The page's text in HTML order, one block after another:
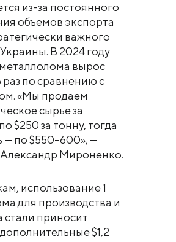
из-за постоянного
объемов экспорта
важного
В 2024 году
вырос
раз по сравнению с
«Мы продаем
сырье за
$250 за тонну, тогда
— по $550-600», —
Мироненко.
использование 1
для производства и
стали приносит
$1,2